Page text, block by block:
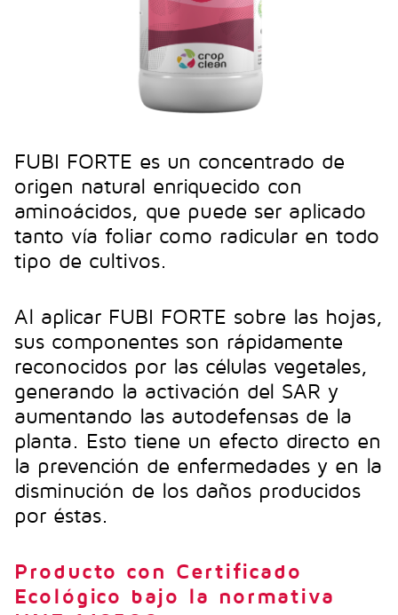
FUBI FORTE es un concentrado de
origen natural enriquecido con
aminoácidos, que puede ser aplicado
tanto vía foliar como radicular en todo
tipo de cultivos.
Al aplicar FUBI FORTE sobre las hojas,
sus componentes son rápidamente
reconocidos por las células vegetales,
generando la activación del SAR y
aumentando las autodefensas de la
planta. Esto tiene un efecto directo en
la prevención de enfermedades y en la
disminución de los daños producidos
por éstas.
Producto con Certificado
Ecológico bajo la normativa